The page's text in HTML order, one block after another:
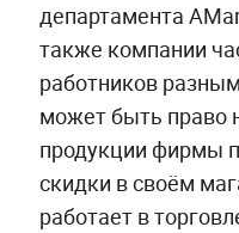
департамента
также компании
работников
может быть право
продукции фирмы
скидки в своём
работает в